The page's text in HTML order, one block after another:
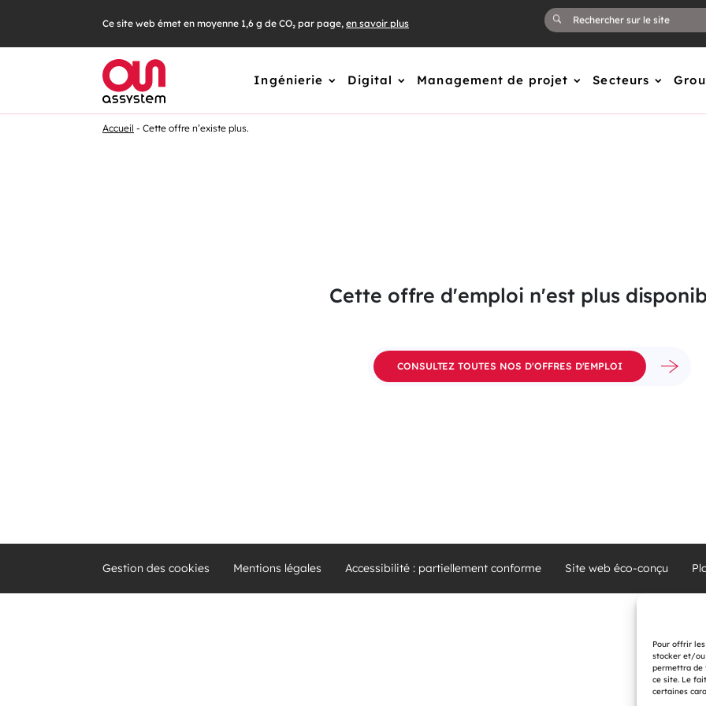
Pour offrir
stocker et/ou
permettra de
ce site. Le
certaines
contenu
Ce site web émet en moyenne 1,6 g de CO₂ par page, en savoir plus
Ingénierie Digital Management de projet Secteurs
Accueil Cette offre n’existe plus.
Cette offre d'emploi n'est plus
CONSULTEZ TOUTES NOS D'OFFRES D'EMPLOI
Gestion des cookies Mentions légales Accessibilité : partiellement conforme Site web éco-conçu